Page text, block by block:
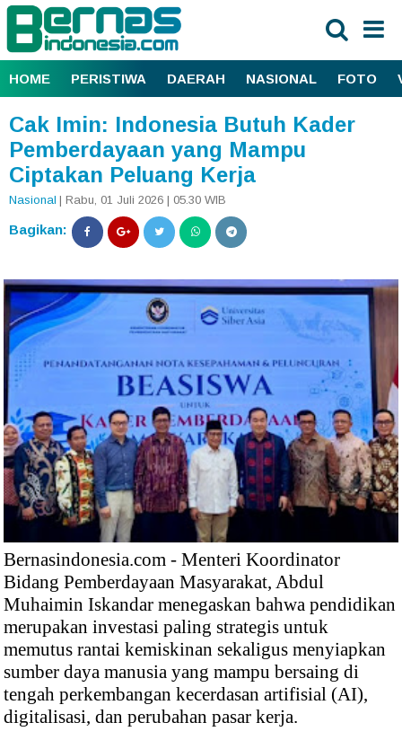
HOME PERISTIWA DAERAH NASIONAL FOTO
Cak Imin: Indonesia Butuh Kader
Pemberdayaan yang Mampu
Ciptakan Peluang Kerja
Nasional | Rabu, 01 Juli 2026 | 05.30 WIB
Bagikan:
Bernasindonesia.com - Menteri Koordinator
Bidang Pemberdayaan Masyarakat, Abdul
Muhaimin Iskandar menegaskan bahwa pendidikan
merupakan investasi paling strategis untuk
memutus rantai kemiskinan sekaligus menyiapkan
sumber daya manusia yang mampu bersaing di
tengah perkembangan kecerdasan artifisial (AI),
digitalisasi, dan perubahan pasar kerja.